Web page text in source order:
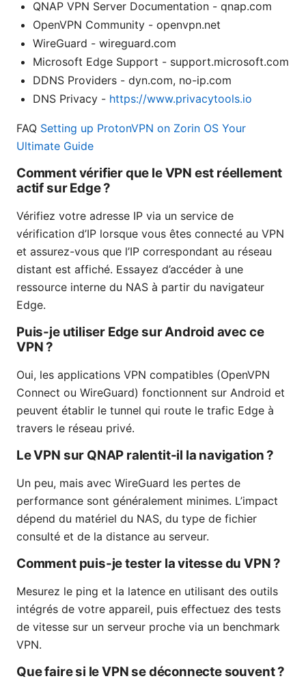
QNAP VPN Server Documentation - qnap.com
OpenVPN Community - openvpn.net
WireGuard - wireguard.com
Microsoft Edge Support - support.microsoft.com
DDNS Providers - dyn.com, no-ip.com
DNS Privacy - https://www.privacytools.io
FAQ Setting up ProtonVPN on Zorin OS Your
Ultimate Guide
Comment vérifier que le VPN est réellement
actif sur Edge ?
Vérifiez votre adresse IP via un service de
vérification d’IP lorsque vous êtes connecté au VPN
et assurez-vous que l’IP correspondant au réseau
distant est affiché. Essayez d’accéder à une
ressource interne du NAS à partir du navigateur
Edge.
Puis-je utiliser Edge sur Android avec ce
VPN ?
Oui, les applications VPN compatibles (OpenVPN
Connect ou WireGuard) fonctionnent sur Android et
peuvent établir le tunnel qui route le trafic Edge à
travers le réseau privé.
Le VPN sur QNAP ralentit-il la navigation ?
Un peu, mais avec WireGuard les pertes de
performance sont généralement minimes. L’impact
dépend du matériel du NAS, du type de fichier
consulté et de la distance au serveur.
Comment puis-je tester la vitesse du VPN ?
Mesurez le ping et la latence en utilisant des outils
intégrés de votre appareil, puis effectuez des tests
de vitesse sur un serveur proche via un benchmark
VPN.
Que faire si le VPN se déconnecte souvent ?